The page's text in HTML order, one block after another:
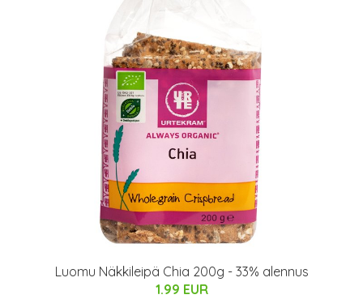
Luomu Näkkileipä Chia 200g - 33% alennus
1.99 EUR